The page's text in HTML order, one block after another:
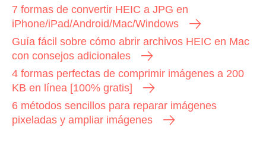
7 formas de convertir HEIC a JPG en
iPhone/iPad/Android/Mac/Windows
Guía fácil sobre cómo abrir archivos HEIC en Mac
con consejos adicionales
4 formas perfectas de comprimir imágenes a 200
KB en línea [100% gratis]
6 métodos sencillos para reparar imágenes
pixeladas y ampliar imágenes